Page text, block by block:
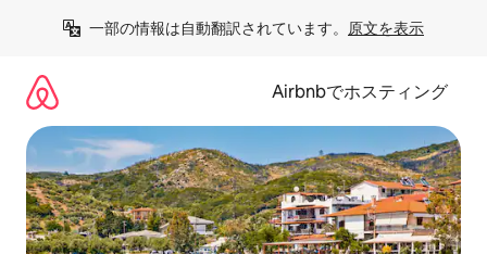
一部の情報は自動翻訳されています。 原文を表示
Airbnbでホスティング